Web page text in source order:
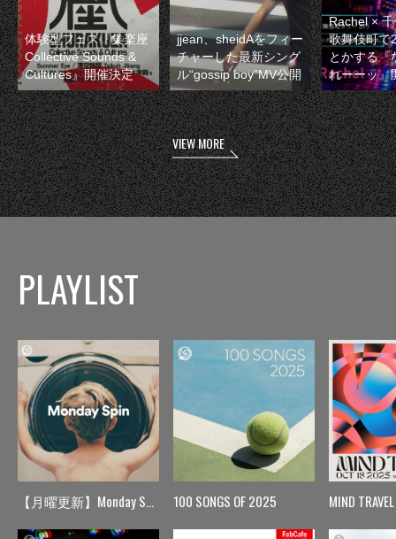
体験型フェス『集楽座
Collective Sounds &
Cultures』開催決定
jjean、sheidAをフィー
チャーした最新シング
ル“gossip boy”MV公開
Rachel ×
歌舞伎町で
とかする『
れーーッ』
VIEW MORE
PLAYLIST
【月曜更新】Monday Spin 100 SONGS OF 2025 MIND TRAVEL